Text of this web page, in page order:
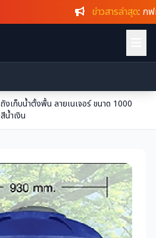
ข่าวสารล่าสุด: กฟผ.
ถังเก็บน้ำตั้งพื้น ลายเนเจอร์ ขนาด 1000
สีน้ำเงิน